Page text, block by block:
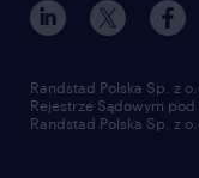
dla dostawców
pracuj w randstad
złóż CV
Randstad Polska Sp. z
Rejestrze Sądowym
Randstad Polska Sp. z